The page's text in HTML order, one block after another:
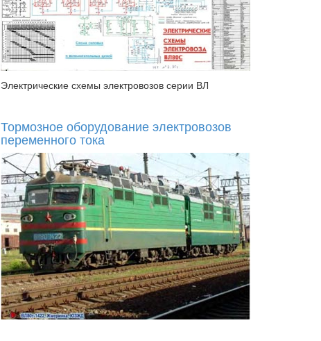
Электрические схемы электровозов серии ВЛ
Тормозное оборудование электровозов
переменного тока